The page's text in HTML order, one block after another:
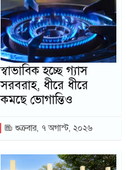
স্বাভাবিক হচ্ছে গ্যাস
সরবরাহ, ধীরে ধীরে
কমছে ভোগান্তিও
শুক্রবার, ৭ অগাস্ট, ২০২৬